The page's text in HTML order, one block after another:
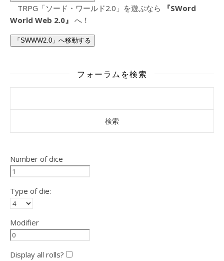
TRPG「ソード・ワールド2.0」を遊ぶなら
『SWord
World Web 2.0』 へ！
「SWWW2.0」へ移動する
フォーラムを検索
Number of dice
Type of die:
Modifier
Display all rolls?